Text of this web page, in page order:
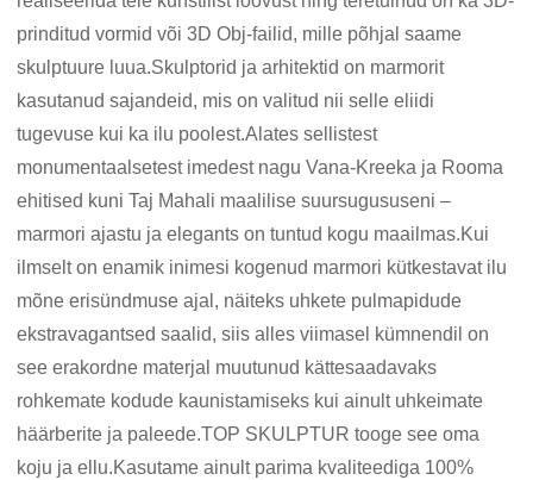
prinditud vormid või 3D Obj-failid, mille põhjal saame
skulptuure luua.Skulptorid ja arhitektid on marmorit
kasutanud sajandeid, mis on valitud nii selle eliidi
tugevuse kui ka ilu poolest.Alates sellistest
monumentaalsetest imedest nagu Vana-Kreeka ja Rooma
ehitised kuni Taj Mahali maalilise suursugususeni –
marmori ajastu ja elegants on tuntud kogu maailmas.Kui
ilmselt on enamik inimesi kogenud marmori kütkestavat ilu
mõne erisündmuse ajal, näiteks uhkete pulmapidude
ekstravagantsed saalid, siis alles viimasel kümnendil on
see erakordne materjal muutunud kättesaadavaks
rohkemate kodude kaunistamiseks kui ainult uhkeimate
häärberite ja paleede.TOP SKULPTUR tooge see oma
koju ja ellu.Kasutame ainult parima kvaliteediga 100%